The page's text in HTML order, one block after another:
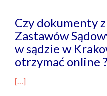
Czy dokumenty
Zastawów
w sądzie w
otrzymać online
[…]